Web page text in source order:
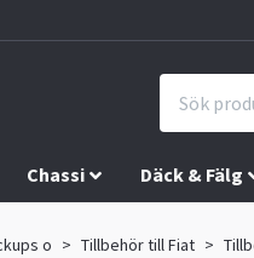
Chassi Däck & Fälg
o Tillbehör till Fiat